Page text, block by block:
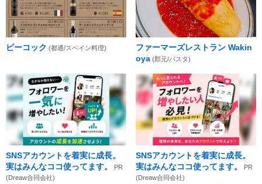
ピーコック (都通/スペイン料理)
ファーマーズレストラン Wakin
oya (郡元/パスタ)
SNSアカウントを着実に成長。
実はみんなココ使ってます。
PR
(Dreaw合同会社)
SNSアカウントを着実に成長。
実はみんなココ使ってます。
PR
(Dreaw合同会社)